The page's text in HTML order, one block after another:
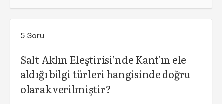
5.Soru
Salt Aklın Eleştirisi’nde Kant'ın ele
aldığı bilgi türleri hangisinde doğru
olarak verilmiştir?